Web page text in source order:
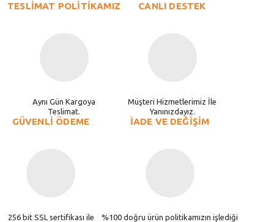
TESLİMAT POLİTİKAMIZ
Aynı Gün Kargoya
Teslimat.
CANLI DESTEK
Müşteri Hizmetlerimiz İle
Yanınızdayız.
GÜVENLİ ÖDEME
256 bit SSL sertifikası ile
İADE VE DEĞİŞİM
%100 doğru ürün politikamızın işlediği